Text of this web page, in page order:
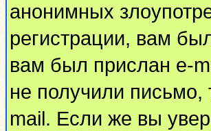
анонимных
регистрации, вам
вам был прислан e-
не получили письмо,
mail. Если же вы